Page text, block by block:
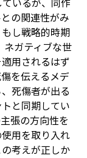
の関連性がみ
し戦略的時期
ネガティブな世
用されるはず
を伝えるメデ
死傷者が出る
と同期してい
張の方向性を
用を取り入れ
考えが正しか